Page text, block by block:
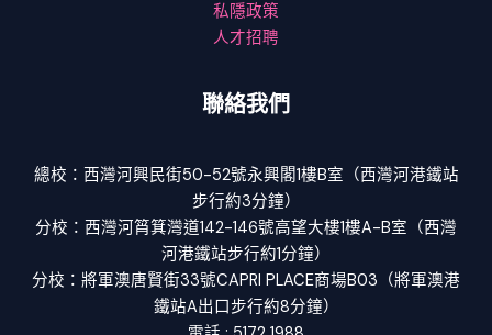
私隱政策
人才招聘
聯絡我們
總校：西灣河興民街50-52號永興閣1樓B室（西灣河港鐵站
步行約3分鐘）
分校：西灣河筲箕灣道142-146號高望大樓1樓A-B室（西灣
河港鐵站步行約1分鐘）
分校：將軍澳唐賢街33號CAPRI PLACE商場B03（將軍澳港
鐵站A出口步行約8分鐘）